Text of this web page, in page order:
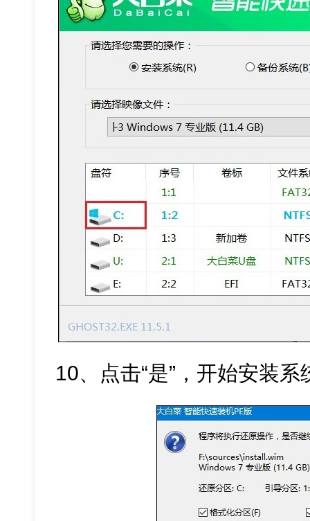
10、点击“是”，开始安装系